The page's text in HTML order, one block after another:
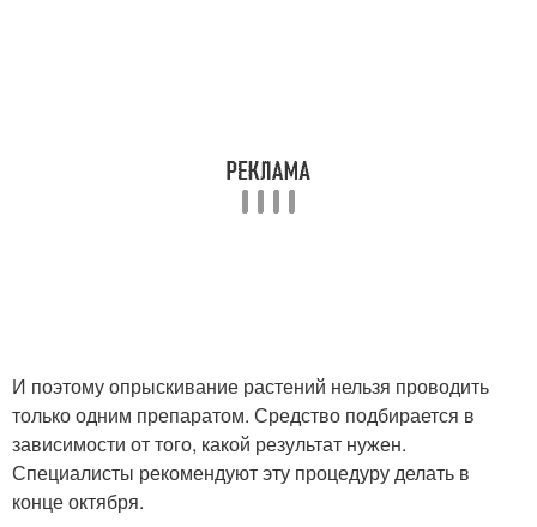
Фунгициды для осенней
И поэтому опрыскивание растений нельзя проводить
только одним препаратом. Средство подбирается в
зависимости от того, какой результат нужен.
Специалисты рекомендуют эту процедуру делать в
конце октября.